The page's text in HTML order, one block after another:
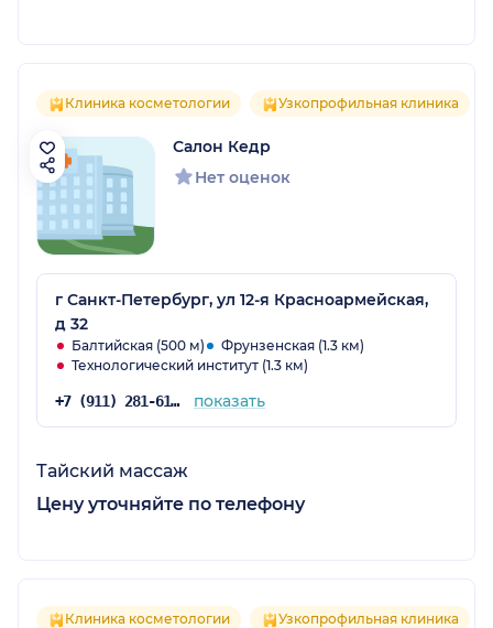
Клиника косметологии Узкопрофильная клиника
Салон Кедр
Нет оценок
г Санкт-Петербург, ул 12-я Красноармейская,
д 32
Балтийская (500 м)
Фрунзенская (1.3 км)
Технологический институт (1.3 км)
+7 (911) 281-61-12 показать
Тайский массаж
Цену уточняйте по телефону
Клиника косметологии Узкопрофильная клиника